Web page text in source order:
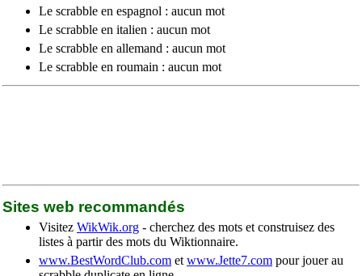
Le scrabble en espagnol : aucun mot
Le scrabble en italien : aucun mot
Le scrabble en allemand : aucun mot
Le scrabble en roumain : aucun mot
Sites web recommandés
Visitez WikWik.org - cherchez des mots et construisez des
listes à partir des mots du Wiktionnaire.
www.BestWordClub.com et www.Jette7.com pour jouer au